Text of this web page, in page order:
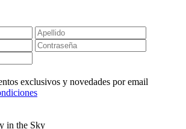
exclusivos y novedades por email